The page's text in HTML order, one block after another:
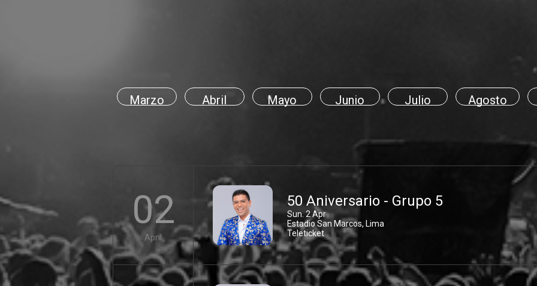
Marzo Abril Mayo Junio Julio Agosto
02
April
50 Aniversario - Grupo 5
Sun. 2 Apr
Estadio San Marcos, Lima
Teleticket